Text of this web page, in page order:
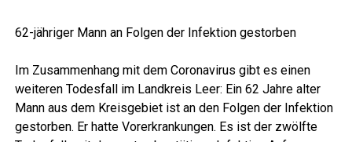
62-jäh­ri­ger Mann an Fol­gen der Infek­ti­on gestorben
Im Zusam­men­hang mit dem Coro­na­vi­rus gibt es einen
wei­te­ren Todes­fall im Land­kreis Leer: Ein 62 Jah­re alter
Mann aus dem Kreis­ge­biet ist an den Fol­gen der Infek­ti­on
gestor­ben. Er hat­te Vor­er­kran­kun­gen. Es ist der zwölf­te